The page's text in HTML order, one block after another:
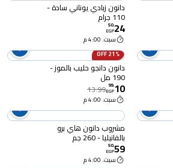
دانون زبادي يوناني سادة -
110 جرام
24
.
50
EGP
سبت. 4:00 م
21% OFF
دانون دانجو حليب بالموز -
190 مل
10
.
99
EGP
13.99
سبت. 4:00 م
مشروب دانون هاي برو
بالفانيليا - 260 جم
59
.
50
EGP
سبت. 4:00 م